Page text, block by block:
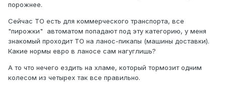
порожнее.
Сейчас ТО есть для коммерческого транспорта, все
"пирожки" автоматом попадают под эту категорию, у меня
знакомый проходит ТО на ланос-пикапы (машины доставки).
Какие нормы евро в ланосе сам нагуглишь?
А то что нечего ездить на хламе, который тормозит одним
колесом из четырех так все правильно.